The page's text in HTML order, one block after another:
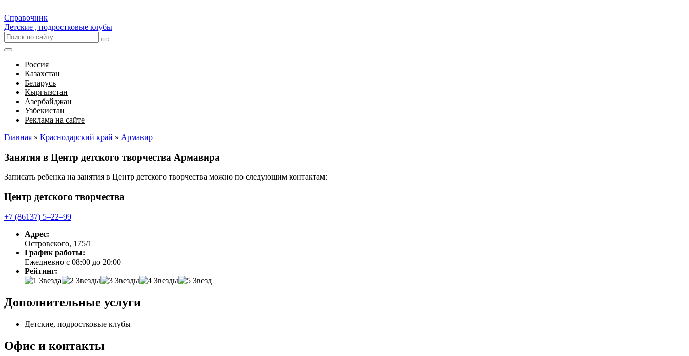
Справочник
Детские , подростковые клубы
Россия
Казахстан
Беларусь
Кыргызстан
Азербайджан
Узбекистан
Реклама на сайте
Главная » Краснодарский край » Армавир
Занятия в Центр детского творчества Армавира
Записать ребенка на занятия в Центр детского творчества можно по следующим контактам:
Центр детского творчества
+7 (86137) 5‒22‒99
Адрес:
Островского, 175/1
График работы:
Ежедневно с 08:00 до 20:00
Рейтинг:
Дополнительные услуги
Детские, подростковые клубы
Офис и контакты